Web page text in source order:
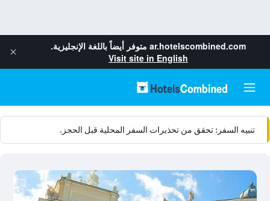
ar.hotelscombined.com متوفر أيضاً باللغة الإنجليزية.
Visit site in English
تنبيه السفر: تحقق من تحذيرات السفر المحلية قبل الحجز.